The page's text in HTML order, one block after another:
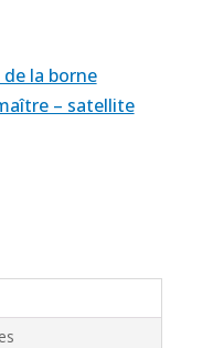
la borne
– satellite